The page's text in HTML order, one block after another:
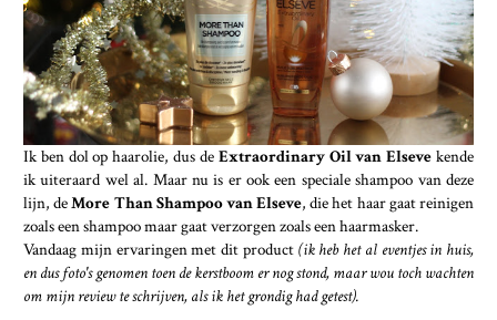
Ik ben dol op haarolie, dus de Extraordinary Oil van Elseve kende
ik uiteraard wel al. Maar nu is er ook een speciale shampoo van deze
lijn, deMore Than Shampoo van Elseve, die het haar gaat reinigen
zoals een shampoo maar gaat verzorgen zoals een haarmasker.
Vandaag mijn ervaringen met dit product (ik heb het al eventjes in huis,
en dus foto's genomen toen de kerstboom er nog stond, maar wou toch wachten
om mijn review te schrijven, als ik het grondig had getest).